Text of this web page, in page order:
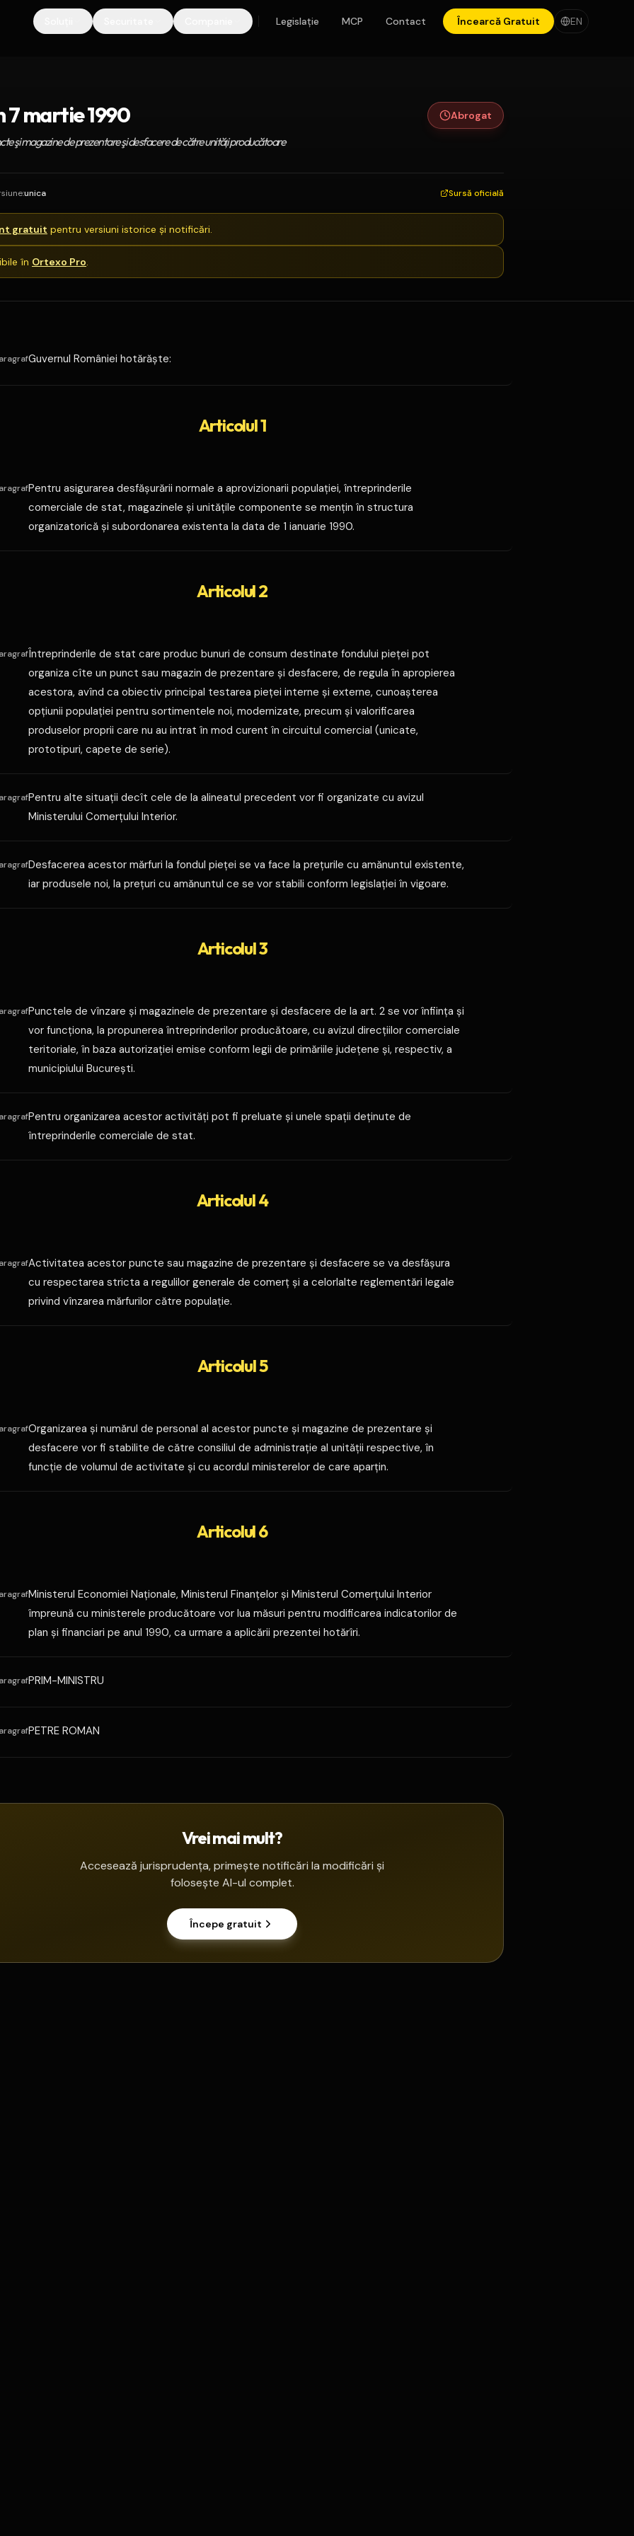
Legislație MCP Contact Încearcă Gratuit EN
7 martie 1990
şi magazine de prezentare şi desfacere de către unităţi producătoare
Abrogat
:unica Sursă oficială
gratuit pentru versiuni istorice și notificări.
în Ortexo Pro.
Guvernul României hotărăşte:
Articolul 1
Pentru asigurarea desfăşurării normale a aprovizionarii populaţiei, întreprinderile
comerciale de stat, magazinele şi unităţile componente se menţin în structura
organizatorică şi subordonarea existenta la data de 1 ianuarie 1990.
Articolul 2
Întreprinderile de stat care produc bunuri de consum destinate fondului pieţei pot
organiza cîte un punct sau magazin de prezentare şi desfacere, de regula în apropierea
acestora, avînd ca obiectiv principal testarea pieţei interne şi externe, cunoaşterea
opţiunii populaţiei pentru sortimentele noi, modernizate, precum şi valorificarea
produselor proprii care nu au intrat în mod curent în circuitul comercial (unicate,
prototipuri, capete de serie).
Pentru alte situaţii decît cele de la alineatul precedent vor fi organizate cu avizul
Ministerului Comerţului Interior.
Desfacerea acestor mărfuri la fondul pieţei se va face la preţurile cu amănuntul existente,
iar produsele noi, la preţuri cu amănuntul ce se vor stabili conform legislaţiei în vigoare.
Articolul 3
Punctele de vînzare şi magazinele de prezentare şi desfacere de la art. 2 se vor înfiinţa şi
vor funcţiona, la propunerea întreprinderilor producătoare, cu avizul direcţiilor comerciale
teritoriale, în baza autorizaţiei emise conform legii de primăriile judeţene şi, respectiv, a
municipiului Bucureşti.
Pentru organizarea acestor activităţi pot fi preluate şi unele spaţii deţinute de
întreprinderile comerciale de stat.
Articolul 4
Activitatea acestor puncte sau magazine de prezentare şi desfacere se va desfăşura
cu respectarea stricta a regulilor generale de comerţ şi a celorlalte reglementări legale
privind vînzarea mărfurilor către populaţie.
Articolul 5
Organizarea şi numărul de personal al acestor puncte şi magazine de prezentare şi
desfacere vor fi stabilite de către consiliul de administraţie al unităţii respective, în
funcţie de volumul de activitate şi cu acordul ministerelor de care aparţin.
Articolul 6
Ministerul Economiei Naţionale, Ministerul Finanţelor şi Ministerul Comerţului Interior
împreună cu ministerele producătoare vor lua măsuri pentru modificarea indicatorilor de
plan şi financiari pe anul 1990, ca urmare a aplicării prezentei hotărîri.
PRIM-MINISTRU
PETRE ROMAN
Vrei mai mult?
Accesează jurisprudența, primește notificări la modificări și
folosește AI-ul complet.
Începe gratuit